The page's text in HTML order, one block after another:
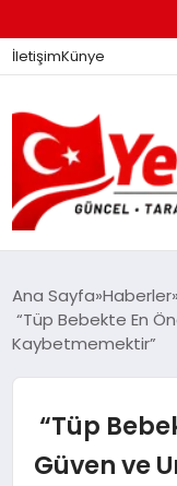
İletişimKünye
GÜNDEM
DÜNYA
Ana Sayfa Haberler
“Tüp Bebekte En
Kaybetmemektir”
“Tüp
Güven ve